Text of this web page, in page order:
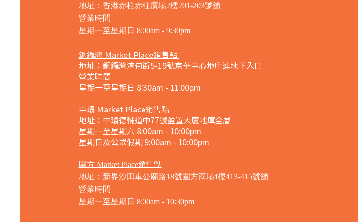
地址：香港赤柱赤柱廣場2樓201-203號舖
營業時間
星期一至星期日 8:00am - 9:30pm
銅鑼灣 Market Place銷售點
地址：銅鑼灣渣甸街5-19號京華中心地庫連地下入口​
營業時間
星期一至星期日 8:30am - 11:00pm
中環 Market Place銷售點
地址：中環德輔道中77號盈置大廈地庫全層
星期一至星期六 8:00am - 10:00pm
星期日及公眾假期 9:00am - 10:00pm
圍方 Market Place銷售點
地址：新界沙田車公廟路18號圍方商場4樓413-415號舖
營業時間
星期一至星期日 8:00am - 10:30pm